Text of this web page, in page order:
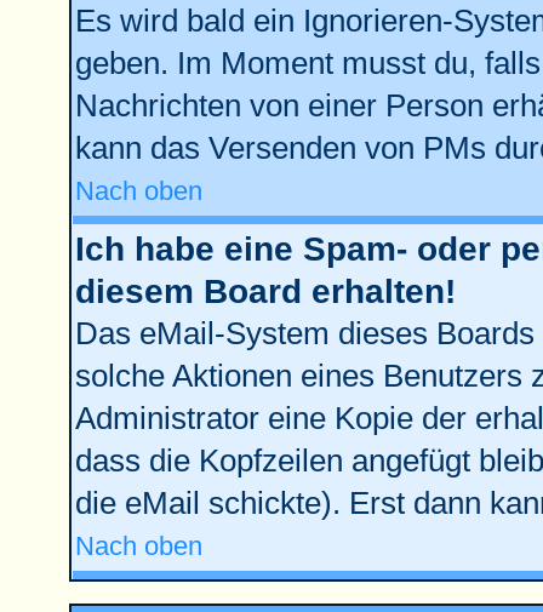
Es wird bald ein Ignorieren-
geben. Im Moment musst du,
Nachrichten von einer Person
kann das Versenden von PMs
Nach oben
Ich habe eine Spam- oder
diesem Board erhalten!
Das eMail-System dieses
solche Aktionen eines Benutzers
Administrator eine Kopie der
dass die Kopfzeilen angefügt
die eMail schickte). Erst dann
Nach oben